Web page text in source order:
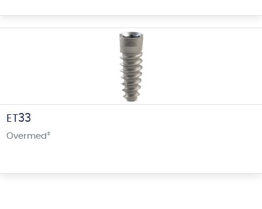
ET33
Overmed ®